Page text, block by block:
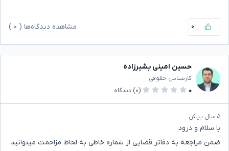
۰ مشاهده دیدگاه‌ها ( ۰
حسین امینی بشیرزاده
کارشناس حقوقی
۰
(۰) دیدگاه
۵ سال پیش
با سلام و درود
ضمن مراجعه به دفاتر قضایی از شماره خاطی به لحاظ مزاحمت میتوانید